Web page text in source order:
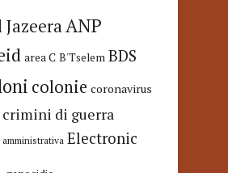
JazeeraANP
area C B'Tselem BDS
colonie coronavirus
crimini di guerra
Electronic